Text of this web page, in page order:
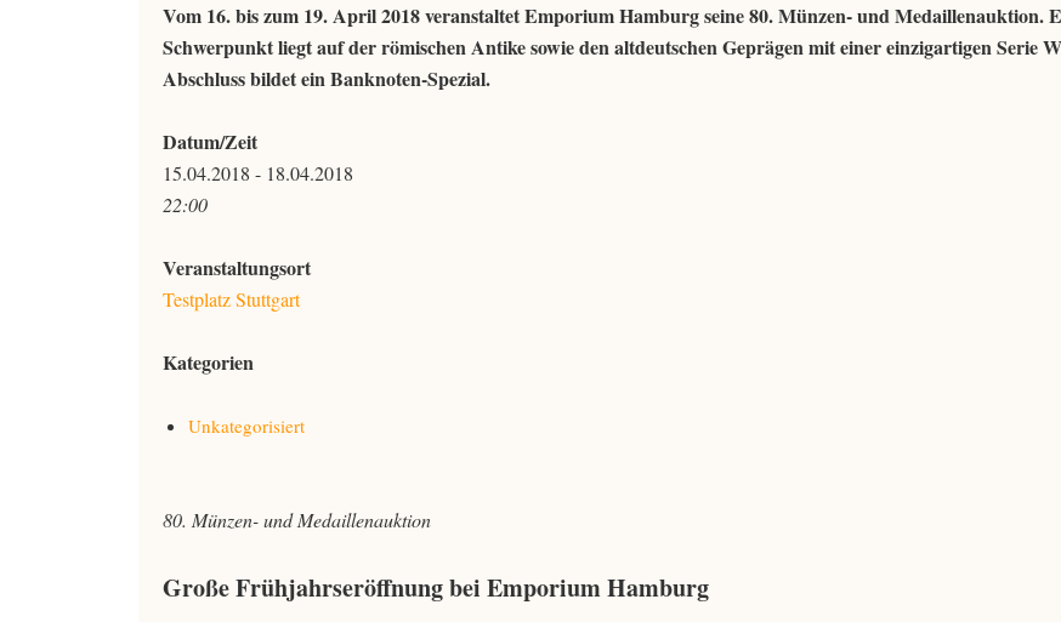
Vom 16. bis zum 19. April 2018 veranstaltet Emporium Hamburg seine 80. Münzen- und Medaillenauktion.
Schwerpunkt liegt auf der römischen Antike sowie den altdeutschen Geprägen mit einer einzigartigen Serie
Abschluss bildet ein Banknoten-Spezial.
Datum/Zeit
15.04.2018 - 18.04.2018
22:00
Veranstaltungsort
Testplatz Stuttgart
Kategorien
Unkategorisiert
80. Münzen- und Medaillenauktion
Große Frühjahrseröffnung bei Emporium Hamburg